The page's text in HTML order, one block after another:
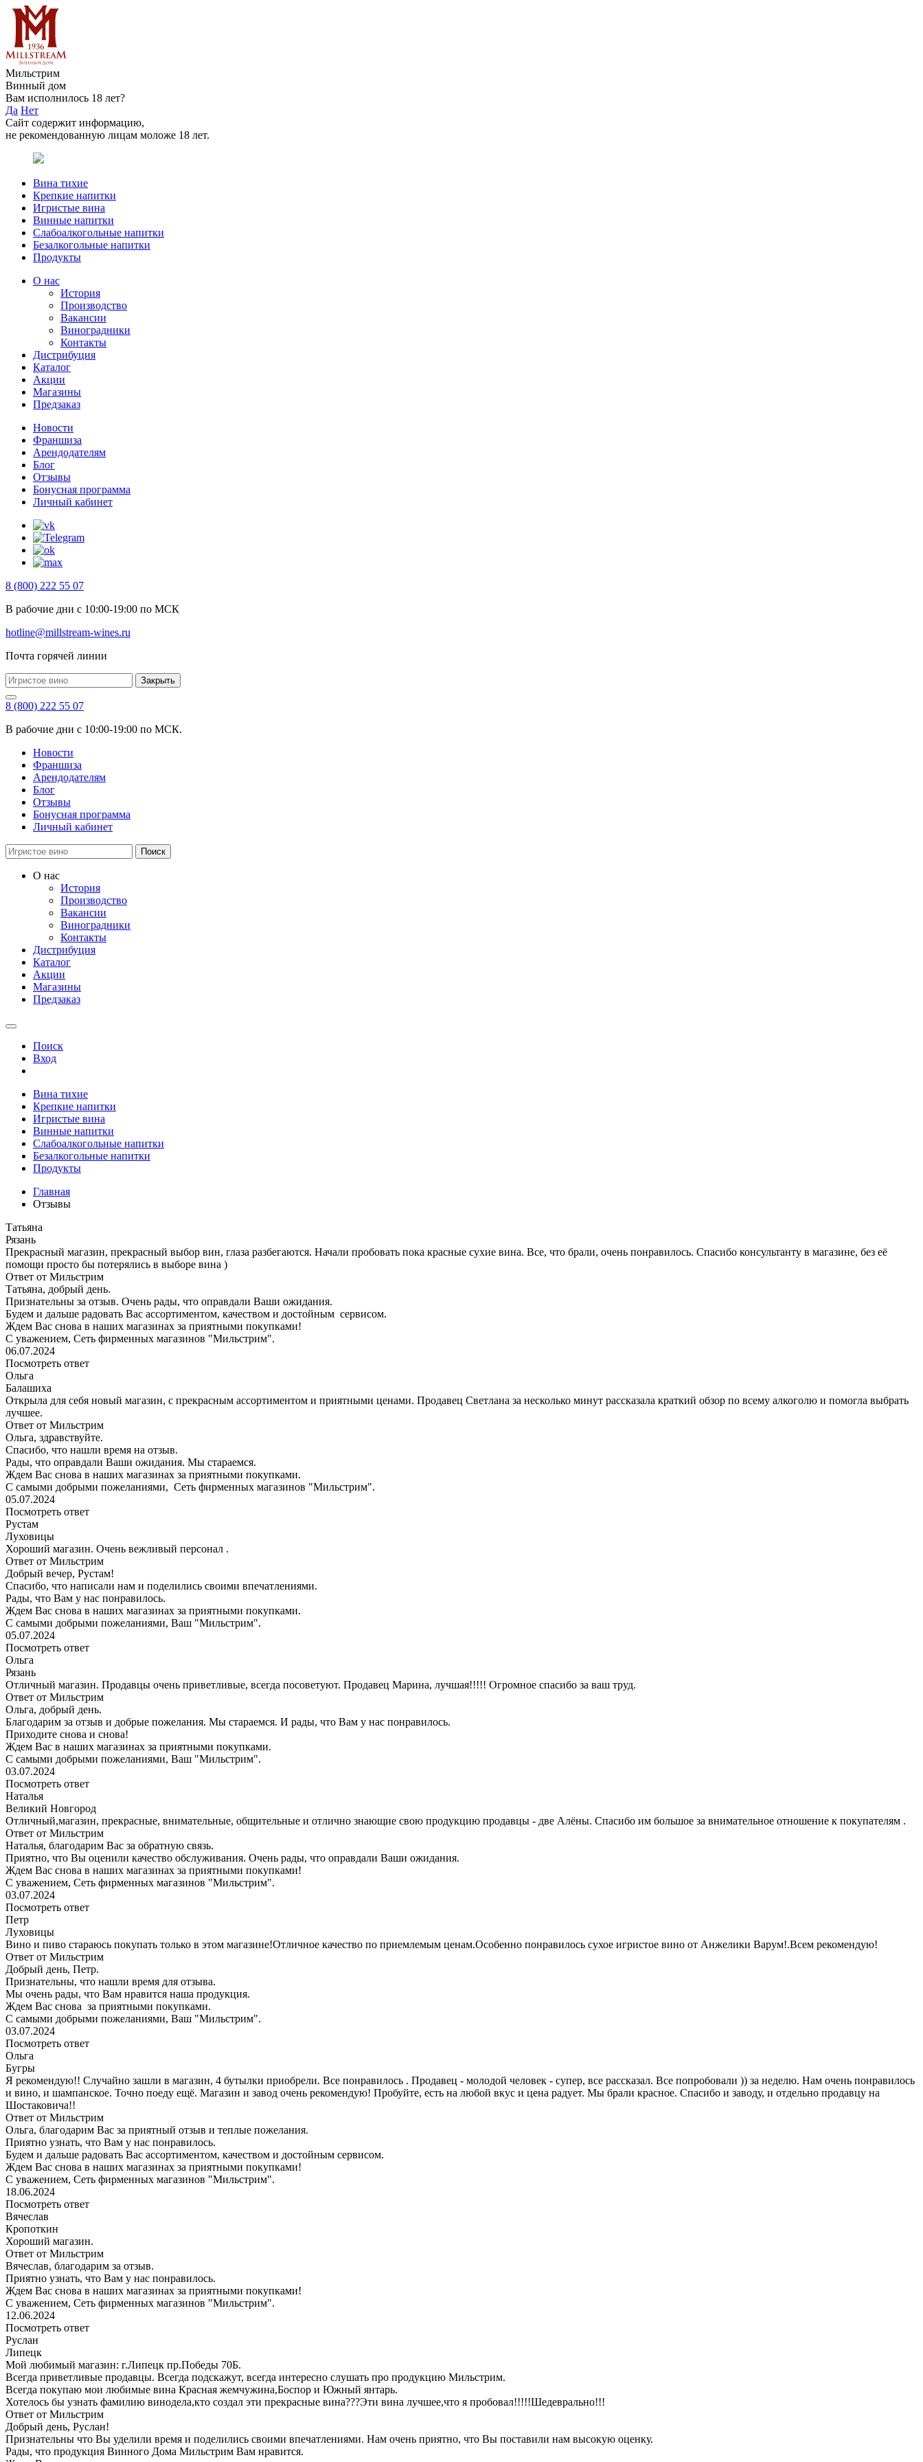
Мильстрим
Винный дом
Вам исполнилось 18 лет?
Да Нет
Сайт содержит информацию,
не рекомендованную лицам моложе 18 лет.
Вина тихие
Крепкие напитки
Игристые вина
Винные напитки
Слабоалкогольные напитки
Безалкогольные напитки
Продукты
О нас
История
Производство
Вакансии
Виноградники
Контакты
Дистрибуция
Каталог
Акции
Магазины
Предзаказ
Новости
Франшиза
Арендодателям
Блог
Отзывы
Бонусная программа
Личный кабинет
8 (800) 222 55 07
В рабочие дни с 10:00-19:00 по МСК
hotline@millstream-wines.ru
Почта горячей линии
Закрыть
8 (800) 222 55 07
В рабочие дни с 10:00-19:00 по МСК.
Новости
Франшиза
Арендодателям
Блог
Отзывы
Бонусная программа
Личный кабинет
Поиск
О нас
История
Производство
Вакансии
Виноградники
Контакты
Дистрибуция
Каталог
Акции
Магазины
Предзаказ
Поиск
Вход
Вина тихие
Крепкие напитки
Игристые вина
Винные напитки
Слабоалкогольные напитки
Безалкогольные напитки
Продукты
Главная
Отзывы
Татьяна
Рязань
Прекрасный магазин, прекрасный выбор вин, глаза разбегаются. Начали пробовать пока красные сухие вина. Все, что брали, очень понравилось. Спасибо консультанту в магазине, без её
помощи просто бы потерялись в выборе вина )
Ответ от Мильстрим
Татьяна, добрый день.
Признательны за отзыв. Очень рады, что оправдали Ваши ожидания.
Будем и дальше радовать Вас ассортиментом, качеством и достойным сервисом.
Ждем Вас снова в наших магазинах за приятными покупками!
С уважением, Сеть фирменных магазинов "Мильстрим".
06.07.2024
Посмотреть ответ
Ольга
Балашиха
Открыла для себя новый магазин, с прекрасным ассортиментом и приятными ценами. Продавец Светлана за несколько минут рассказала краткий обзор по всему алкоголю и помогла выбрать
лучшее.
Ответ от Мильстрим
Ольга, здравствуйте.
Спасибо, что нашли время на отзыв.
Рады, что оправдали Ваши ожидания. Мы стараемся.
Ждем Вас снова в наших магазинах за приятными покупками.
С самыми добрыми пожеланиями, Сеть фирменных магазинов "Мильстрим".
05.07.2024
Посмотреть ответ
Рустам
Луховицы
Хороший магазин. Очень вежливый персонал .
Ответ от Мильстрим
Добрый вечер, Рустам!
Спасибо, что написали нам и поделились своими впечатлениями.
Рады, что Вам у нас понравилось.
Ждем Вас снова в наших магазинах за приятными покупками.
С самыми добрыми пожеланиями, Ваш "Мильстрим".
05.07.2024
Посмотреть ответ
Ольга
Рязань
Отличный магазин. Продавцы очень приветливые, всегда посоветуют. Продавец Марина, лучшая!!!!! Огромное спасибо за ваш труд.
Ответ от Мильстрим
Ольга, добрый день.
Благодарим за отзыв и добрые пожелания. Мы стараемся. И рады, что Вам у нас понравилось.
Приходите снова и снова!
Ждем Вас в наших магазинах за приятными покупками.
С самыми добрыми пожеланиями, Ваш "Мильстрим".
03.07.2024
Посмотреть ответ
Наталья
Великий Новгород
Отличный,магазин, прекрасные, внимательные, общительные и отлично знающие свою продукцию продавцы - две Алёны. Спасибо им большое за внимательное отношение к покупателям .
Ответ от Мильстрим
Наталья, благодарим Вас за обратную связь.
Приятно, что Вы оценили качество обслуживания. Очень рады, что оправдали Ваши ожидания.
Ждем Вас снова в наших магазинах за приятными покупками!
С уважением, Сеть фирменных магазинов "Мильстрим".
03.07.2024
Посмотреть ответ
Петр
Луховицы
Вино и пиво стараюсь покупать только в этом магазине!Отличное качество по приемлемым ценам.Особенно понравилось сухое игристое вино от Анжелики Варум!.Всем рекомендую!
Ответ от Мильстрим
Добрый день, Петр.
Признательны, что нашли время для отзыва.
Мы очень рады, что Вам нравится наша продукция.
Ждем Вас снова за приятными покупками.
С самыми добрыми пожеланиями, Ваш "Мильстрим".
03.07.2024
Посмотреть ответ
Ольга
Бугры
Я рекомендую!! Случайно зашли в магазин, 4 бутылки приобрели. Все понравилось . Продавец - молодой человек - супер, все рассказал. Все попробовали )) за неделю. Нам очень понравилось
и вино, и шампанское. Точно поеду ещё. Магазин и завод очень рекомендую! Пробуйте, есть на любой вкус и цена радует. Мы брали красное. Спасибо и заводу, и отдельно продавцу на
Шостаковича!!
Ответ от Мильстрим
Ольга, благодарим Вас за приятный отзыв и теплые пожелания.
Приятно узнать, что Вам у нас понравилось.
Будем и дальше радовать Вас ассортиментом, качеством и достойным сервисом.
Ждем Вас снова в наших магазинах за приятными покупками!
С уважением, Сеть фирменных магазинов "Мильстрим".
18.06.2024
Посмотреть ответ
Вячеслав
Кропоткин
Хороший магазин.
Ответ от Мильстрим
Вячеслав, благодарим за отзыв.
Приятно узнать, что Вам у нас понравилось.
Ждем Вас снова в наших магазинах за приятными покупками!
С уважением, Сеть фирменных магазинов "Мильстрим".
12.06.2024
Посмотреть ответ
Руслан
Липецк
Мой любимый магазин: г.Липецк пр.Победы 70Б.
Всегда приветливые продавцы. Всегда подскажут, всегда интересно слушать про продукцию Мильстрим.
Всегда покупаю мои любимые вина Красная жемчужина,Боспор и Южный янтарь.
Хотелось бы узнать фамилию винодела,кто создал эти прекрасные вина???Эти вина лучшее,что я пробовал!!!!!Шедеврально!!!
Ответ от Мильстрим
Добрый день, Руслан!
Признательны что Вы уделили время и поделились своими впечатлениями. Нам очень приятно, что Вы поставили нам высокую оценку.
Рады, что продукция Винного Дома Мильстрим Вам нравится.